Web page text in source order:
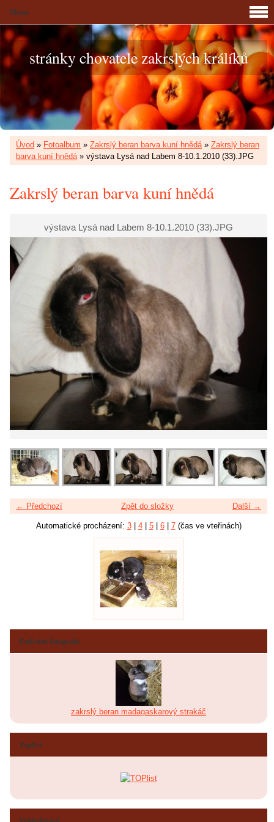
stránky chovatele zakrslých králíků
Úvod » Fotoalbum » Zakrslý beran barva kuní hnědá» Zakrslý beran
barva kuní hnědá» výstava Lysá nad Labem 8-10.1.2010 (33).JPG
Zakrslý beran barva kuní hnědá
výstava Lysá nad Labem 8-10.1.2010 (33).JPG
← Předchozí Další →
Zpět do složky
Automatické procházení: 3| 4| 5| 6| 7(čas ve vteřinách)
Menu
Poslední fotografie
zakrslý beran madagaskarový strakáč
Toplist